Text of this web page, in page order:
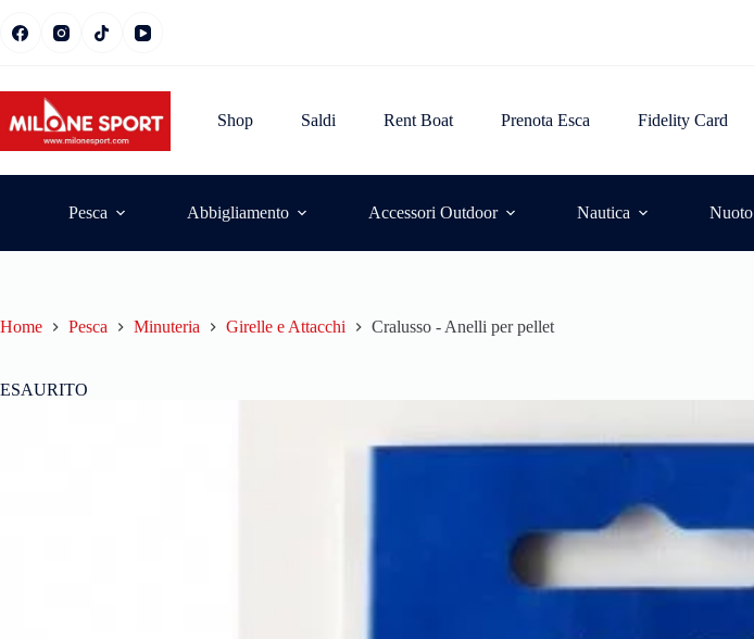
Shop Saldi Rent Boat Prenota Esca Fidelity Card
Pesca Abbigliamento Accessori Outdoor Nautica Nuoto
Home Pesca Minuteria Girelle e Attacchi Cralusso - Anelli per pellet
ESAURITO